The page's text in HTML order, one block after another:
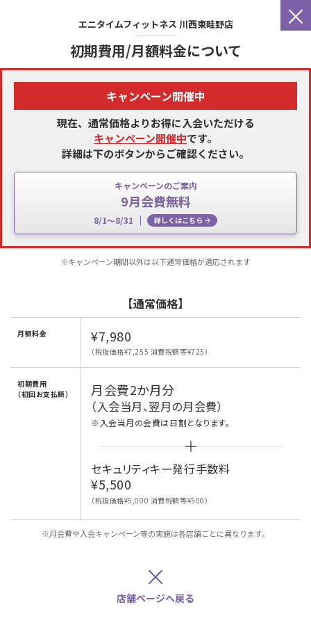
×
エニタイムフィットネス 川西東畦野店
初期費用/月額料金について
キャンペーン開催中
現在、通常価格よりお得に入会いただける
キャンペーン開催中です。
詳細は下のボタンからご確認ください。
キャンペーンのご案内
9月会費無料
8/1～8/31 詳しくはこちら
※キャンペーン期間以外は以下通常価格が適応されます
【通常価格】
月額料金 ¥7,980
（税抜価格¥7,255 消費税額等¥725）
初期費用
（初回お支払額）
月会費2か月分
（入会当月、翌月の月会費）
※入会当月の会費は日割となります。
セキュリティキー発行手数料
¥5,500
（税抜価格¥5,000 消費税額等¥500）
※月会費や入会キャンペーン等の実施は各店舗ごとに異なります。
×
店舗ページへ戻る